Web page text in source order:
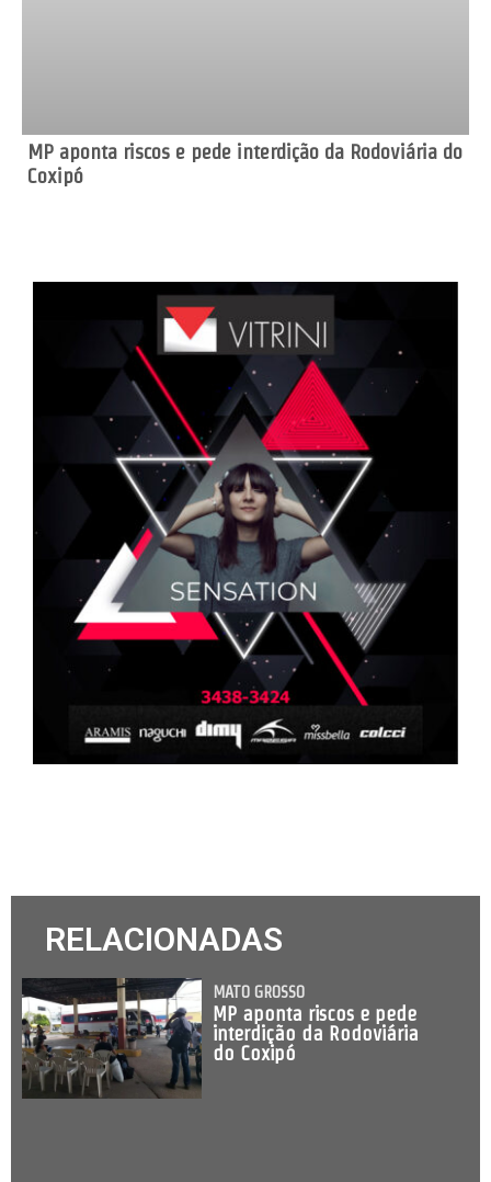
MP aponta riscos e pede interdição da Rodoviária do
Coxipó
RELACIONADAS
MATO GROSSO
MP aponta riscos e pede
interdição da Rodoviária
do Coxipó